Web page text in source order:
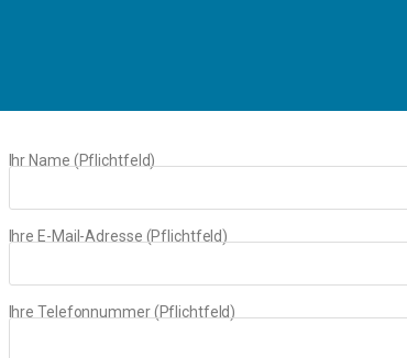
Ihr Name (Pflichtfeld)
Ihre E-Mail-Adresse (Pflichtfeld)
Ihre Telefonnummer (Pflichtfeld)